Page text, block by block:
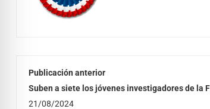
Publicación anterior
Suben a siete los jóvenes investigadores de la
21/08/2024